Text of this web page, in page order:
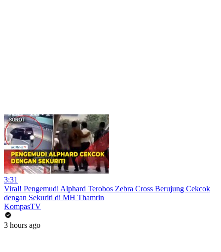
3:31
Viral! Pengemudi Alphard Terobos Zebra Cross Berujung Cekcok
dengan Sekuriti di MH Thamrin
KompasTV
3 hours ago